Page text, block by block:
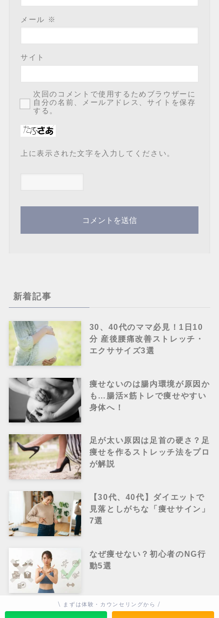
メール ※
サイト
次回のコメントで使用するためブラウザーに
自分の名前、メールアドレス、サイトを保存
する。
上に表示された文字を入力してください。
新着記事
30、40代のママ必見！1日10
分 産後腰痛改善ストレッチ・
エクササイズ3選
痩せないのは腸内環境が原因か
も…腸活×筋トレで痩せやすい
身体へ！
足が太い原因は足首の硬さ？足
痩せを作るストレッチ法をプロ
が解説
【30代、40代】ダイエットで
見落としがちな「痩せサイン」
7選
なぜ痩せない？初心者のNG行
動5選
\ まずは体験・カウンセリングから /